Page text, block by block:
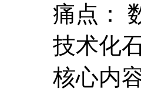
痛点：
技术化
核心内